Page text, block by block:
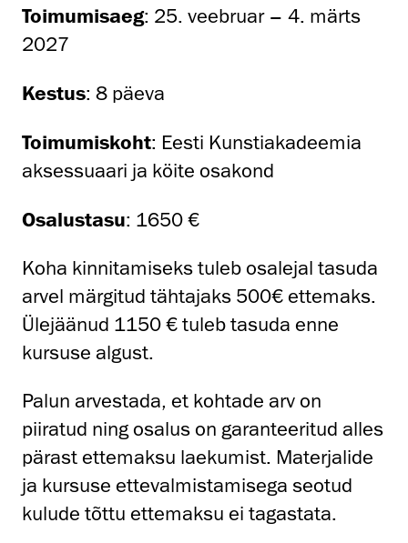
Toimumisaeg: 25. veebruar – 4. märts
2027
Kestus: 8 päeva
Toimumiskoht: Eesti Kunstiakadeemia
aksessuaari ja köite osakond
Osalustasu: 1650 €
Koha kinnitamiseks tuleb osalejal tasuda
arvel märgitud tähtajaks 500€ ettemaks.
Ülejäänud 1150 € tuleb tasuda enne
kursuse algust.
Palun arvestada, et kohtade arv on
piiratud ning osalus on garanteeritud alles
pärast ettemaksu laekumist. Materjalide
ja kursuse ettevalmistamisega seotud
kulude tõttu ettemaksu ei tagastata.